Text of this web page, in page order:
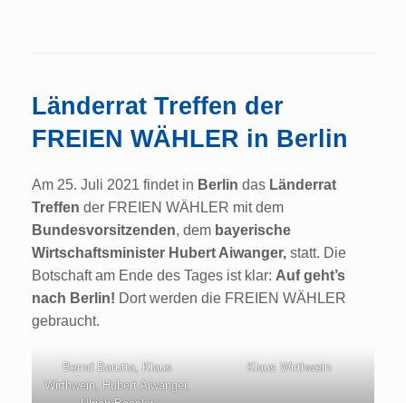
Länderrat Treffen der
FREIEN WÄHLER in Berlin
Am 25. Juli 2021 findet in Berlin das Länderrat
Treffen der FREIEN WÄHLER mit dem
Bundesvorsitzenden, dem bayerische
Wirtschaftsminister Hubert Aiwanger, statt. Die
Botschaft am Ende des Tages ist klar: Auf geht’s
nach Berlin! Dort werden die FREIEN WÄHLER
gebraucht.
Bernd Barutta, Klaus
Wirthwein, Hubert Aiwanger,
Klaus Wirthwein